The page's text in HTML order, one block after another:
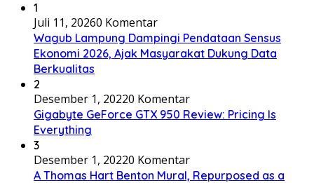
1
Juli 11, 20260 Komentar
Wagub Lampung Dampingi Pendataan Sensus
Ekonomi 2026, Ajak Masyarakat Dukung Data
Berkualitas
2
Desember 1, 20220 Komentar
Gigabyte GeForce GTX 950 Review: Pricing Is
Everything
3
Desember 1, 20220 Komentar
A Thomas Hart Benton Mural, Repurposed as a